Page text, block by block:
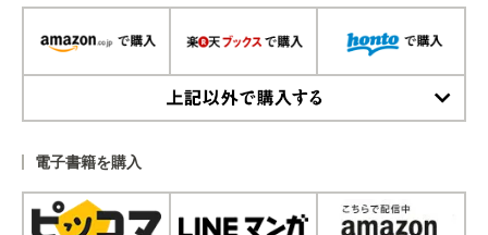
電子書籍を購入